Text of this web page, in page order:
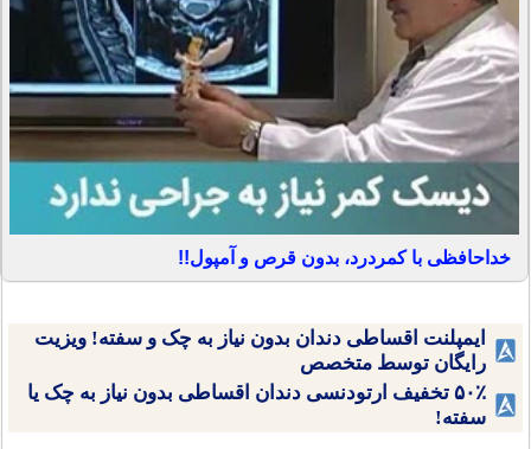
خداحافظی با کمردرد، بدون قرص و آمپول!!
ایمپلنت اقساطی دندان بدون نیاز به چک و سفته! ویزیت
رایگان توسط متخصص
۵۰٪ تخفیف ارتودنسی دندان اقساطی بدون نیاز به چک یا
سفته!